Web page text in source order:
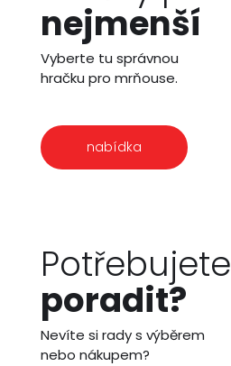
nejmenší
Vyberte tu správnou
hračku pro mrňouse.
nabídka
Potřebujete
poradit?
Nevíte si rady s výběrem
nebo nákupem?